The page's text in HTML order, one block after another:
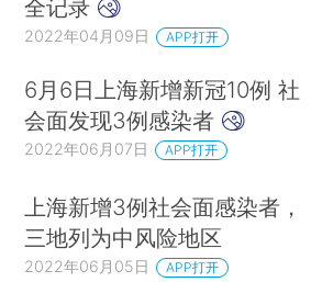
全记录
2022年04月09日 APP打开
6月6日上海新增新冠10例 社
会面发现3例感染者
2022年06月07日 APP打开
上海新增3例社会面感染者，
三地列为中风险地区
2022年06月05日 APP打开